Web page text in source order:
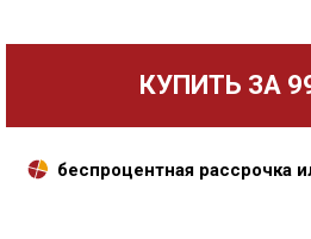
КУПИТЬ ЗА
беспроцентная рассрочка